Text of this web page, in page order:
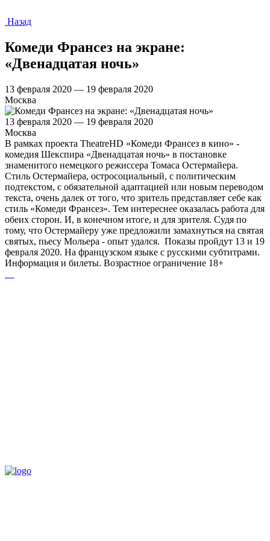
Назад
Комеди Франсез на экране:
«Двенадцатая ночь»
13 февраля 2020 — 19 февраля 2020
Москва
13 февраля 2020 — 19 февраля 2020
Москва
В рамках проекта TheatreHD «Комеди Франсез в кино» -
комедия Шекспира «Двенадцатая ночь» в постановке
знаменитого немецкого режиссера Томаса Остермайера.
Стиль Остермайера, остросоциальный, с политическим
подтекстом, с обязательной адаптацией или новым переводом
текста, очень далек от того, что зритель представляет себе как
стиль «Комеди Франсез». Тем интереснее оказалась работа для
обеих сторон. И, в конечном итоге, и для зрителя. Судя по
тому, что Остермайеру уже предложили замахнуться на святая
святых, пьесу Мольера - опыт удался. Показы пройдут 13 и 19
февраля 2020. На французском языке с русскими субтитрами.
Информация и билеты. Возрастное ограничение 18+